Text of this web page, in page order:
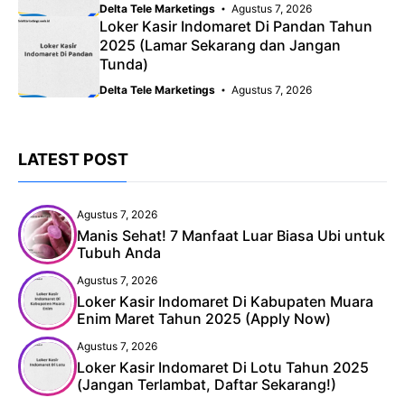
Delta Tele Marketings Agustus 7, 2026
Loker Kasir Indomaret Di Pandan Tahun
2025 (Lamar Sekarang dan Jangan
Tunda)
Delta Tele Marketings Agustus 7, 2026
LATEST POST
Agustus 7, 2026
Manis Sehat! 7 Manfaat Luar Biasa Ubi untuk
Tubuh Anda
Agustus 7, 2026
Loker Kasir Indomaret Di Kabupaten Muara
Enim Maret Tahun 2025 (Apply Now)
Agustus 7, 2026
Loker Kasir Indomaret Di Lotu Tahun 2025
(Jangan Terlambat, Daftar Sekarang!)